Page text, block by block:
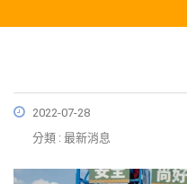
2022-07-28
分類 : 最新消息